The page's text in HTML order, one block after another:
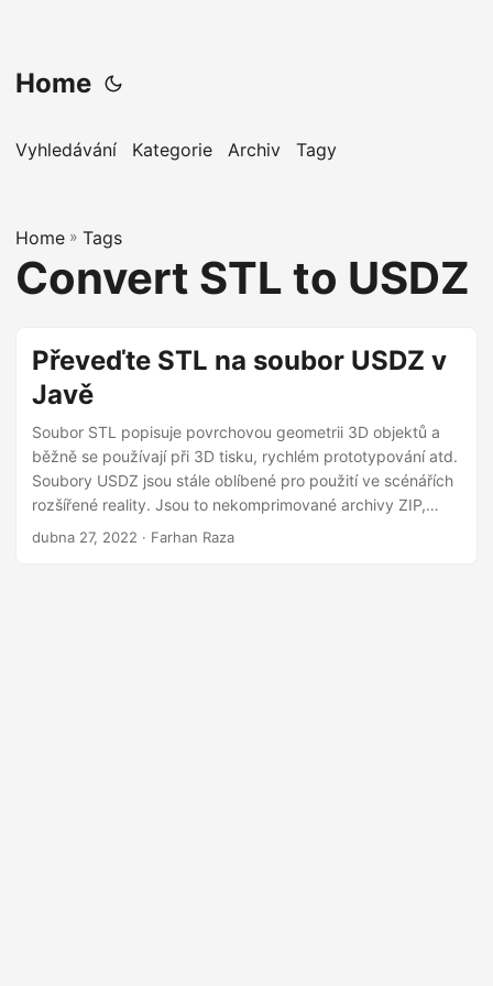
Home
Vyhledávání Kategorie Archiv Tagy
Home » Tags
Convert STL to USDZ
Převeďte STL na soubor USDZ v
Javě
Soubor STL popisuje povrchovou geometrii 3D objektů a
běžně se používají při 3D tisku, rychlém prototypování atd.
Soubory USDZ jsou stále oblíbené pro použití ve scénářích
rozšířené reality. Jsou to nekomprimované archivy ZIP,
které obsahují informace Universal Scene Description. V
dubna 27, 2022 · Farhan Raza